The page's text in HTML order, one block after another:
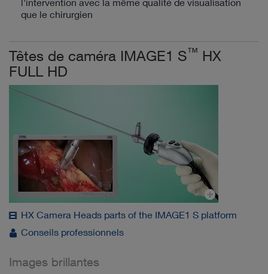
que le chirurgien
Têtes de caméra IMAGE1 S™ HX
FULL HD
HX Camera Heads parts of the IMAGE1 S platform
Conseils professionnels
Images brillantes